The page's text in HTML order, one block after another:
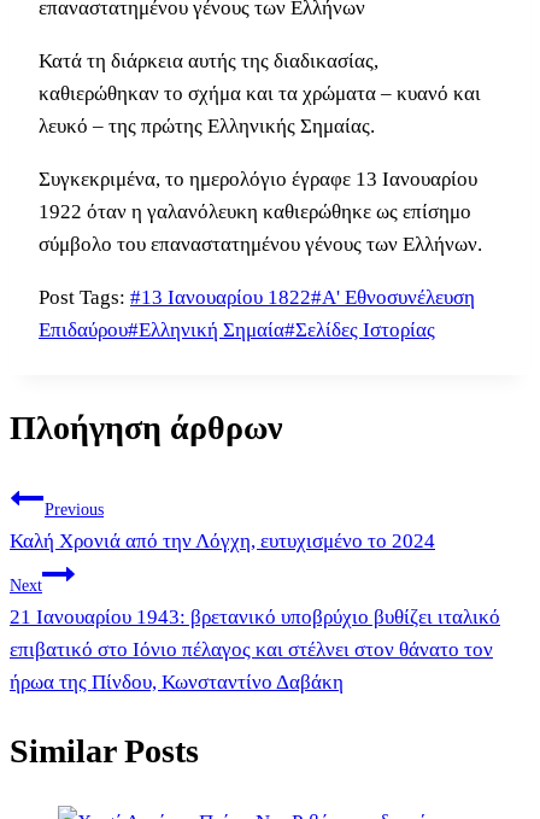
επαναστατημένου γένους των Ελλήνων
Κατά τη διάρκεια αυτής της διαδικασίας,
καθιερώθηκαν το σχήμα και τα χρώματα – κυανό και
λευκό – της πρώτης Ελληνικής Σημαίας.
Συγκεκριμένα, το ημερολόγιο έγραφε 13 Ιανουαρίου
1922 όταν η γαλανόλευκη καθιερώθηκε ως επίσημο
σύμβολο του επαναστατημένου γένους των Ελλήνων.
Post Tags: #13 Ιανουαρίου 1822#Α' Εθνοσυνέλευση
Επιδαύρου#Ελληνική Σημαία#Σελίδες Ιστορίας
Πλοήγηση άρθρων
Previous
Καλή Χρονιά από την Λόγχη, ευτυχισμένο το 2024
Next
21 Ιανουαρίου 1943: βρετανικό υποβρύχιο βυθίζει ιταλικό
επιβατικό στο Ιόνιο πέλαγος και στέλνει στον θάνατο τον
ήρωα της Πίνδου, Κωνσταντίνο Δαβάκη
Similar Posts